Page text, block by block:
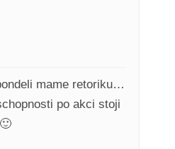
mame retoriku…
po akci stoji